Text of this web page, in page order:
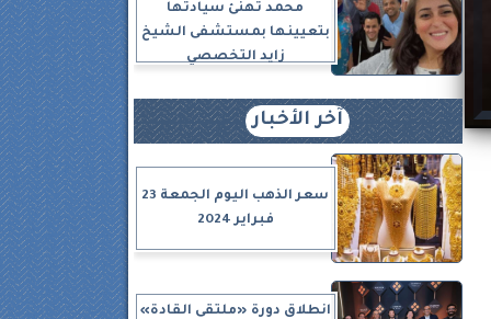
محمد تهنئ سيادتها
بتعيينها بمستشفى الشيخ
زايد التخصصي
آخر الأخبار
سعر الذهب اليوم الجمعة 23
فبراير 2024
انطلاق دورة «ملتقى القادة»